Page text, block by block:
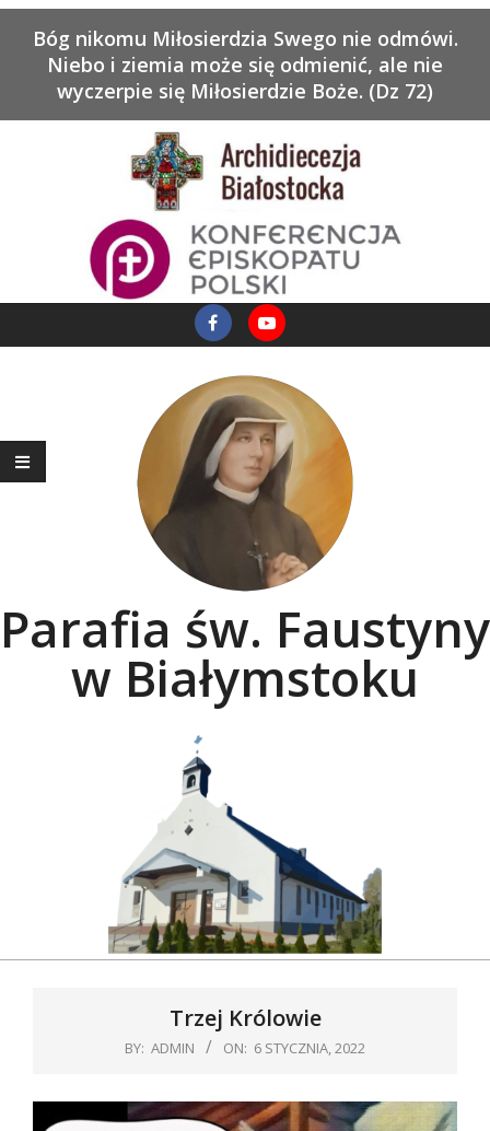
Bóg nikomu Miłosierdzia Swego nie odmówi.
Niebo i ziemia może się odmienić, ale nie
wyczerpie się Miłosierdzie Boże. (Dz 72)
Navigation
FacebookYouTube
Parafia św. Faustyny
w Białymstoku
Trzej Królowie
BY: ADMIN ON: 6 STYCZNIA, 2022